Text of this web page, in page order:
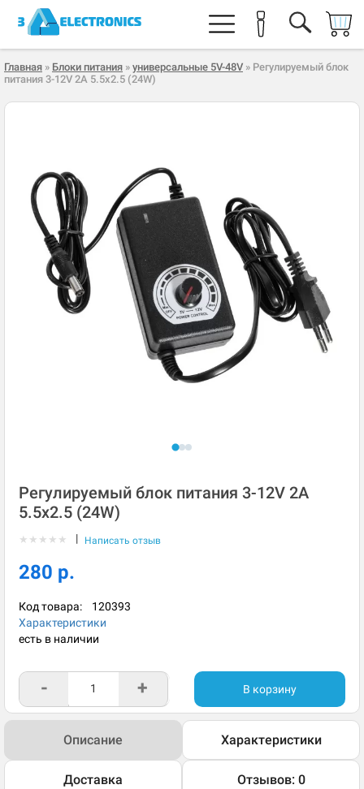
Главная » Блоки питания » универсальные 5V-48V » Регулируемый блок
питания 3-12V 2A 5.5x2.5 (24W)
Регулируемый блок питания 3-12V 2A
5.5x2.5 (24W)
★ ★ ★ ★ ★ | Написать отзыв
280 р.
Код товара: 120393
Характеристики
есть в наличии
- + В корзину
Описание Характеристики
Доставка Отзывов: 0